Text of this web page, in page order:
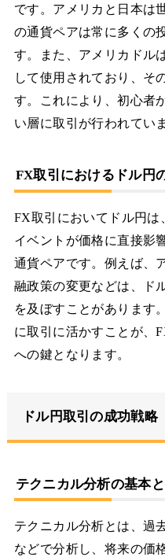
です。アメリカと日本は
の通貨ペアは常に多くの
す。また、アメリカドル
して使用されており、そ
す。これにより、初心者
い層に取引が行われてい
FX取引におけるドル円
FX取引においてドル円
イベントが価格に直接影
通貨ペアです。例えば、
融政策の変更などは、ド
を及ぼすことがあります
に取引に活かすことが、
への鍵となります。
ドル円取引の成功戦略
テクニカル分析の基本
テクニカル分析とは、過
などで分析し、将来の価